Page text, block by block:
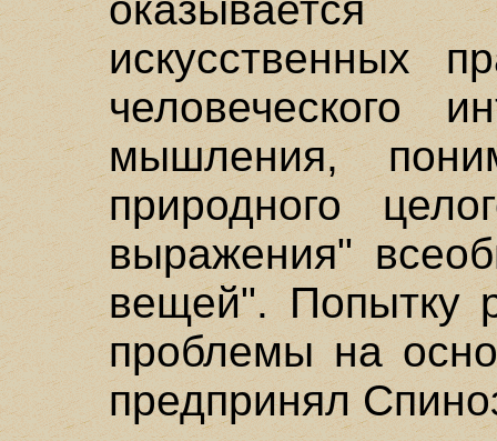
искусственных
человеческого
мышления,
природного
выражения"
вещей". Попытку
проблемы на
предпринял